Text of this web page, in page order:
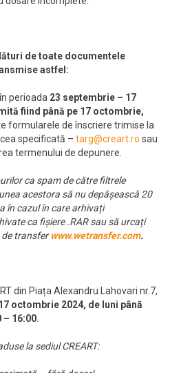
de toate documentele
astfel:
perioada 23 septembrie – 17
fiind până pe 17 octombrie,
formularele de înscriere trimise la
specificată – targ@creart.ro sau
termenului de depunere.
ca spam de către filtrele
acestora să nu depășească 20
în cazul în care arhivați
ca fișiere .RAR sau să urcați
transferwww.wetransfer.com.
din Piața Alexandru Lahovari nr.7,
octombrie 2024, de luni până
– 16:00
la sediul CREART: